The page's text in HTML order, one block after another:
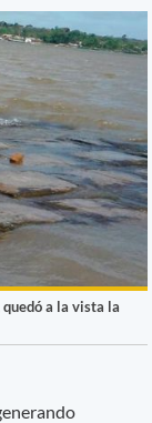
quedó a la vista la